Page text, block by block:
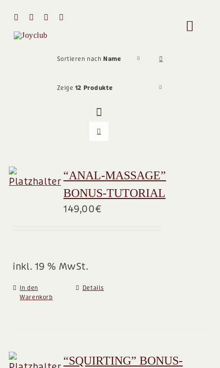
springen
Toggle
Sortieren nach Name
Zeige 12 Produkte
“ANAL-MASSAGE”
BONUS-TUTORIAL
149,00€
inkl. 19 % MwSt.
In den
Warenkorb
Details
“SQUIRTING” BONUS-